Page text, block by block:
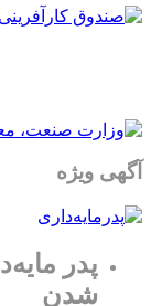
آگهی ویژه
پدر
شدن